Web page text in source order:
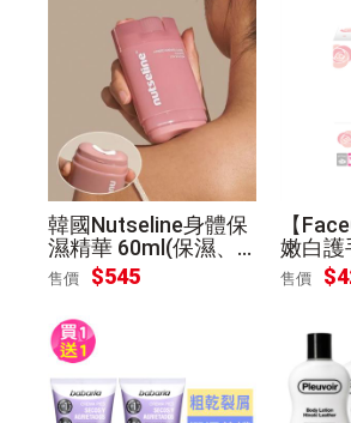
韓國Nutseline身體保
濕精華 60ml(保濕、
舒緩）
售價 $545
【
嫩白
[1盒組]
售價 $